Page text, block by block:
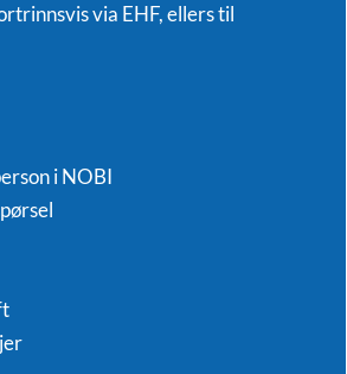
via EHF, ellers til
i NOBI